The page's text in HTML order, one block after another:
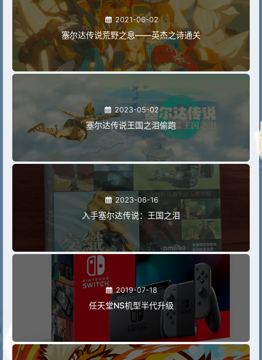
2021-06-02
塞尔达传说荒野之息——英杰之诗通关
2023-05-02
塞尔达传说王国之泪偷跑
2023-06-16
入手塞尔达传说：王国之泪
2019-07-18
任天堂NS机型半代升级